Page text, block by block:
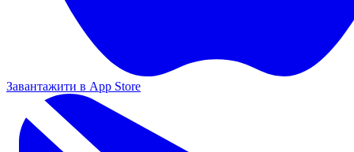
Завантажити в App Store